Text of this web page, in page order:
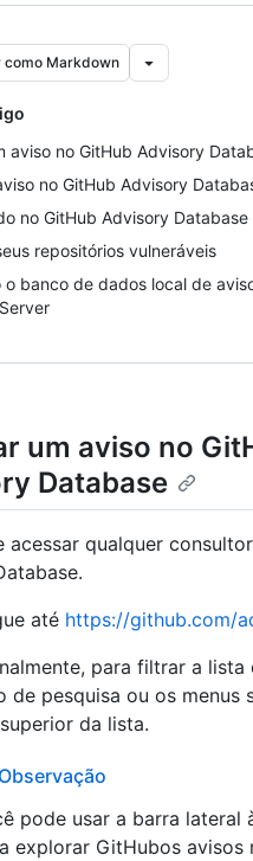
como Markdown
aviso no GitHub Advisory
no GitHub Advisory
no GitHub Advisory Database
repositórios vulneráveis
o banco de dados local de
um aviso no
Database
acessar qualquer
até https://github.com/
para filtrar a lista
de pesquisa ou os menus
da lista.
Observação
pode usar a barra lateral
explorar GitHubos avisos